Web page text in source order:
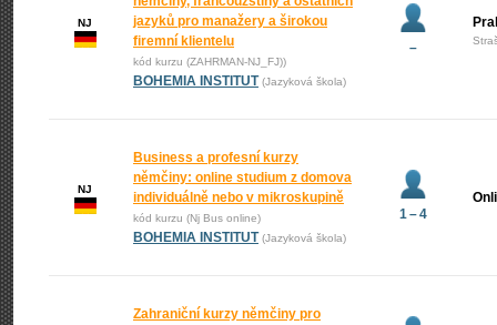
NJ
jazyků pro manažery a širokou
firemní klientelu
kód kurzu (ZAHRMAN-NJ_FJ))
BOHEMIA INSTITUT (Jazyková škola)
–
NJ
Business a profesní kurzy
němčiny: online studium z domova
individuálně nebo v mikroskupině
kód kurzu (Nj Bus online)
BOHEMIA INSTITUT (Jazyková škola)
1 – 4
Zahraniční kurzy němčiny pro